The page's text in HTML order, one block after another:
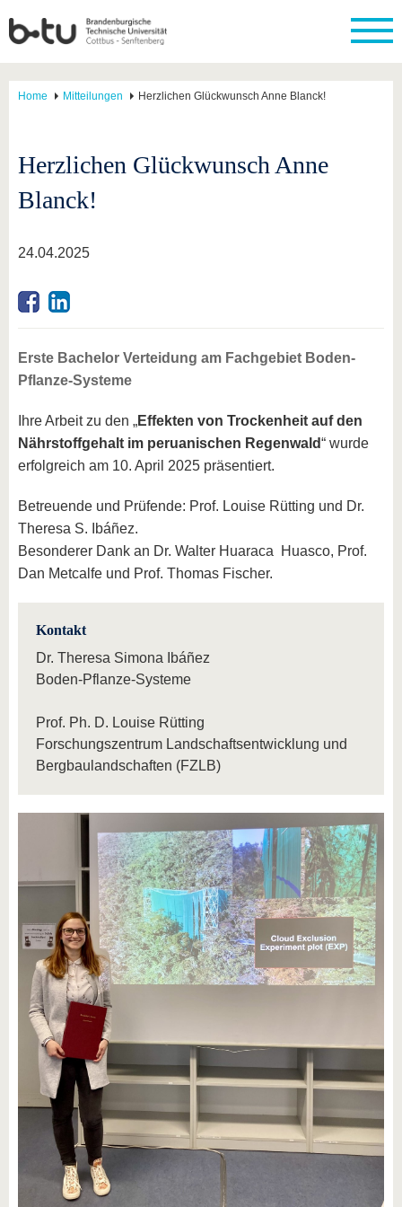
Home Mitteilungen Herzlichen Glückwunsch Anne Blanck!
Herzlichen Glückwunsch Anne
Blanck!
24.04.2025
Erste Bachelor Verteidung am Fachgebiet Boden-
Pflanze-Systeme
Ihre Arbeit zu den „Effekten von Trockenheit auf den
Nährstoffgehalt im peruanischen Regenwald“ wurde
erfolgreich am 10. April 2025 präsentiert.
Betreuende und Prüfende: Prof. Louise Rütting und Dr.
Theresa S. Ibáñez.
Besonderer Dank an Dr. Walter Huaraca Huasco, Prof.
Dan Metcalfe und Prof. Thomas Fischer.
Kontakt
Dr. Theresa Simona Ibáñez
Boden-Pflanze-Systeme
Prof. Ph. D. Louise Rütting
Forschungszentrum Landschaftsentwicklung und
Bergbaulandschaften (FZLB)